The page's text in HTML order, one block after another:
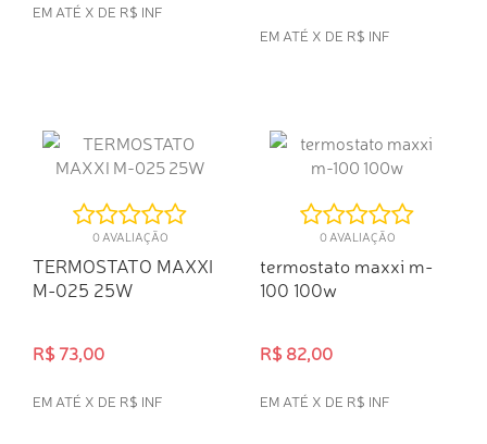
EM ATÉ X DE R$ INF
EM ATÉ X DE R$ INF
0 AVALIAÇÃO
TERMOSTATO MAXXI
M-025 25W
R$ 73,00
EM ATÉ X DE R$ INF
0 AVALIAÇÃO
termostato maxxi m-
100 100w
R$ 82,00
EM ATÉ X DE R$ INF